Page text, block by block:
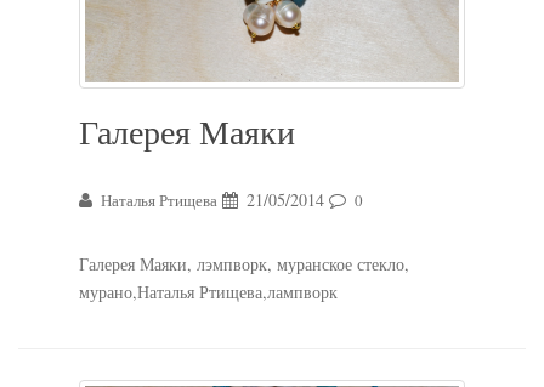
Галерея Маяки
Наталья Ртищева 21/05/2014 0
Галерея Маяки, лэмпворк, муранское стекло,
мурано,Наталья Ртищева,лампворк